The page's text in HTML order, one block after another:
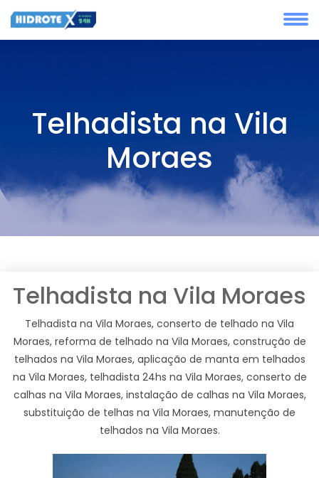
Telhadista na Vila
Moraes
Telhadista na Vila Moraes
Telhadista na Vila Moraes, conserto de telhado na Vila
Moraes, reforma de telhado na Vila Moraes, construção de
telhados na Vila Moraes, aplicação de manta em telhados
na Vila Moraes, telhadista 24hs na Vila Moraes, conserto de
calhas na Vila Moraes, instalação de calhas na Vila Moraes,
substituição de telhas na Vila Moraes, manutenção de
telhados na Vila Moraes.